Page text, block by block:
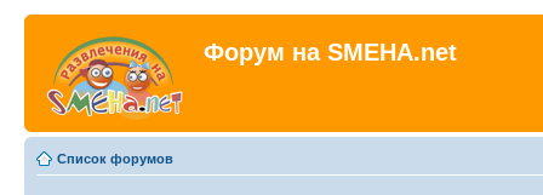
Форум на SMEHA.net
Список форумов